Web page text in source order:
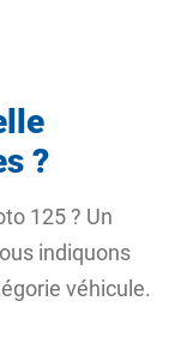
?
125 ? Un
indiquons
véhicule.